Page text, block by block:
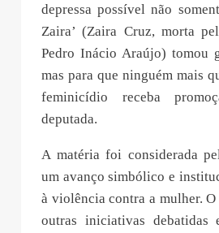
depressa possível não
Zaira’ (Zaira Cruz, morta
Pedro Inácio Araújo) tomou
mas para que ninguém mais
feminicídio receba
deputada.
A matéria foi considerada
um avanço simbólico e
à violência contra a mulher. O
outras iniciativas debatidas